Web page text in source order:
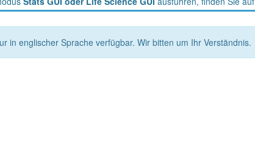
in englischer Sprache verfügbar. Wir bitten um Ihr Verständnis.